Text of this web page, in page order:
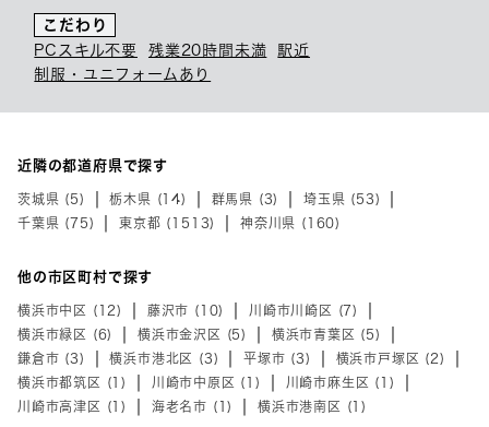
こだわり
PCスキル不要
残業20時間未満
駅近
制服・ユニフォームあり
近隣の都道府県で探す
茨城県 (5) 栃木県 (14) 群馬県 (3)
埼玉県 (53)
千葉県 (75)
東京都 (1513) 神奈川県 (160)
他の市区町村で探す
横浜市中区 (12) 藤沢市 (10)
川崎市川崎区 (7)
横浜市緑区 (6)
横浜市金沢区 (5)
横浜市青葉区 (5)
鎌倉市 (3)
横浜市港北区 (3) 平塚市 (3)
横浜市戸塚区 (2)
横浜市都筑区 (1)
川崎市中原区 (1)
川崎市麻生区 (1)
川崎市高津区 (1)
海老名市 (1) 横浜市港南区 (1)